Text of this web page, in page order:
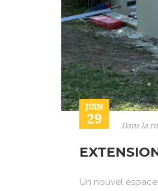
JUIN
29 Dans la
Un nouvel